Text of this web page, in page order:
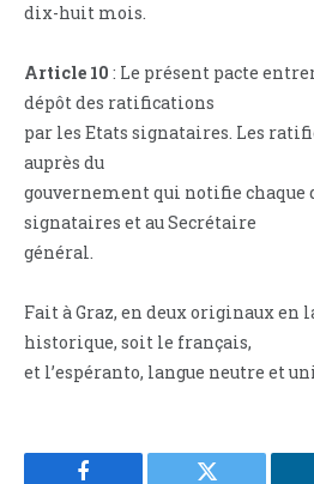
dix-huit mois.
Article 10 : Le présent pacte
dépôt des ratifications
par les Etats signataires. Les
auprès du
gouvernement qui notifie chaque
signataires et au Secrétaire
général.
Fait à Graz, en deux originaux
historique, soit le français,
et l’espéranto, langue neutre et